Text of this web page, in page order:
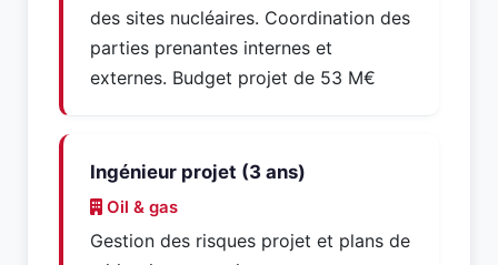
des sites nucléaires. Coordination des
parties prenantes internes et
externes. Budget projet de 53 M€
Ingénieur projet (3 ans)
Oil & gas
Gestion des risques projet et plans de